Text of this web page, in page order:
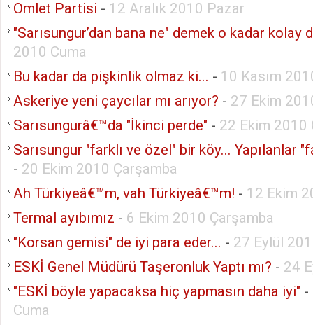
Omlet Partisi - 12 Aralık 2010 Pazar
"Sarısungur’dan bana ne" demek o kadar kolay
2010 Cuma
Bu kadar da pişkinlik olmaz ki... - 10 Kasım
Askeriye yeni çaycılar mı arıyor? - 27 Ekim
Sarısungurâ€™da "İkinci perde" - 22 Ekim 2010
Sarısungur "farklı ve özel" bir köy... Yapılanlar
- 20 Ekim 2010 Çarşamba
Ah Türkiyeâ€™m, vah Türkiyeâ€™m! - 12 Ekim
Termal ayıbımız - 6 Ekim 2010 Çarşamba
"Korsan gemisi" de iyi para eder... - 27 Eylül
ESKİ Genel Müdürü Taşeronluk Yaptı mı? - 24
"ESKİ böyle yapacaksa hiç yapmasın daha iyi" -
Cuma